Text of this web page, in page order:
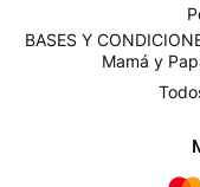
BASES Y
Mamá y